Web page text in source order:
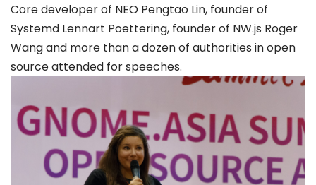
Core developer of NEO Pengtao Lin, founder of
Systemd Lennart Poettering, founder of NW.js Roger
Wang and more than a dozen of authorities in open
source attended for speeches.